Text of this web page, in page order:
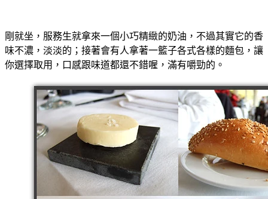
剛就坐，服務生就拿來一個小巧精緻的奶油，不過其實它的香
味不濃，淡淡的；接著會有人拿著一籃子各式各樣的麵包，讓
你選擇取用，口感跟味道都還不錯喔，滿有嚼勁的。